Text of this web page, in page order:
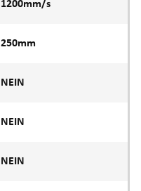
1200mm/s
250mm
NEIN
NEIN
NEIN